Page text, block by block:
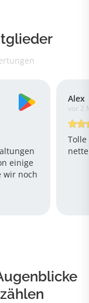
einige
wir noch
Alex
vor 2
Tolle